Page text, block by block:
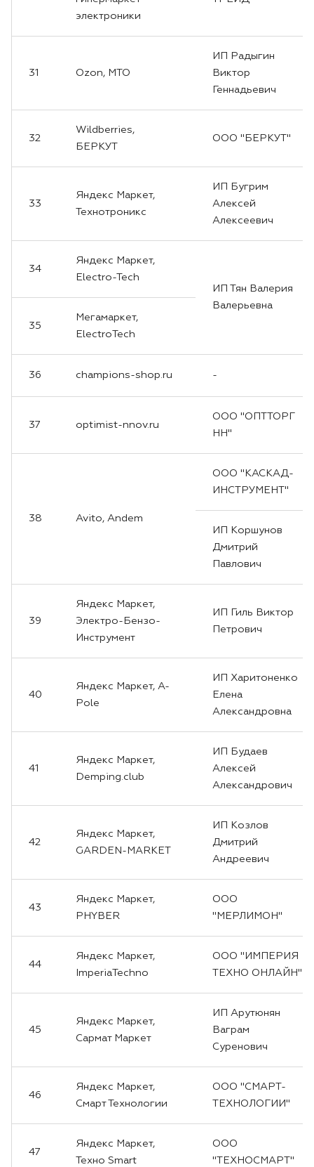
электроники
31 Ozon, MTO
ИП Радыгин
Виктор
Геннадьевич
32
Wildberries,
БЕРКУТ
ООО "БЕРКУТ"
33
Яндекс Маркет,
Технотроникс
ИП Бугрим
Алексей
Алексеевич
34
Яндекс Маркет,
Electro-Tech
ИП Тян Валерия
Валерьевна
35
Мегамаркет,
ElectroTech
36 champions-shop.ru -
37 optimist-nnov.ru
ООО "ОПТТОРГ
НН"
38 Avito, Andem
ООО "КАСКАД-
ИНСТРУМЕНТ"
ИП Коршунов
Дмитрий
Павлович
39
Яндекс Маркет,
Электро-Бензо-
Инструмент
ИП Гиль Виктор
Петрович
40
Яндекс Маркет, A-
Pole
ИП Харитоненко
Елена
Александровна
41
Яндекс Маркет,
Demping.club
ИП Будаев
Алексей
Александрович
42
Яндекс Маркет,
GARDEN-MARKET
ИП Козлов
Дмитрий
Андреевич
43
Яндекс Маркет,
PHYBER
ООО
"МЕРЛИМОН"
44
Яндекс Маркет,
ImperiaTechno
ООО "ИМПЕРИЯ
ТЕХНО ОНЛАЙН"
45
Яндекс Маркет,
Сармат Маркет
ИП Арутюнян
Ваграм
Суренович
46
Яндекс Маркет,
Смарт Технологии
ООО "СМАРТ-
ТЕХНОЛОГИИ"
47
Яндекс Маркет,
Техно Smart
ООО
"ТЕХНОСМАРТ"